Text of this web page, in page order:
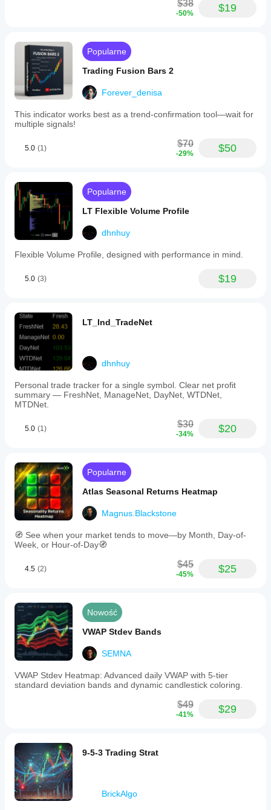
$38
-50% $19
Popularne
Trading Fusion Bars 2
Forever_denisa
This indicator works best as a trend-confirmation tool—wait for
multiple signals!
5.0 (1) $70
-29% $50
Popularne
LT Flexible Volume Profile
dhnhuy
Flexible Volume Profile, designed with performance in mind.
5.0 (3) $19
LT_Ind_TradeNet
dhnhuy
Personal trade tracker for a single symbol. Clear net profit
summary — FreshNet, ManageNet, DayNet, WTDNet,
MTDNet.
5.0 (1) $30
-34% $20
Popularne
Atlas Seasonal Returns Heatmap
Magnus.Blackstone
🧭 See when your market tends to move—by Month, Day-of-
Week, or Hour-of-Day🧭
4.5 (2) $45
-45% $25
Nowość
VWAP Stdev Bands
SEMNA
VWAP Stdev Heatmap: Advanced daily VWAP with 5-tier
standard deviation bands and dynamic candlestick coloring.
$49
-41% $29
9-5-3 Trading Strat
BrickAlgo